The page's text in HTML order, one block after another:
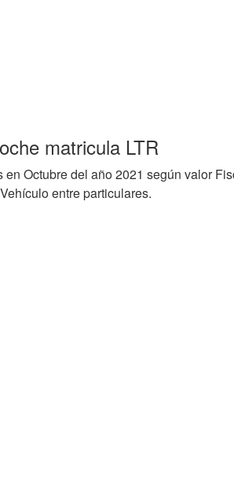
matricula LTR
Octubre del año 2021 según valor
entre particulares.